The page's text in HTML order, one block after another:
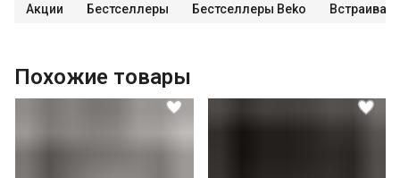
Акции Бестселлеры Бестселлеры Beko
Похожие товары